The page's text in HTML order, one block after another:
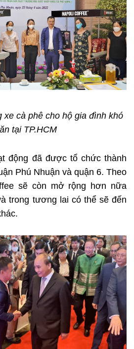
xe cà phê cho hộ gia đình khó
tại TP.HCM
động đã được tổ chức thành
Phú Nhuận và quận 6. Theo
sẽ còn mở rộng hơn nữa
trong tương lai có thể sẽ đến